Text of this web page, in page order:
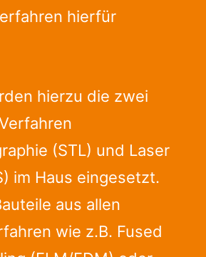
hierfür
hierzu die zwei
(STL) und Laser
im Haus eingesetzt.
aus allen
wie z.B. Fused